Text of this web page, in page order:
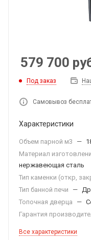
579 700
Под заказ
Самовывоз
Характеристики
Объем парной м3 —
Материал
нержавеющая сталь
Тип каменки (откр,
Тип банной печи
—
Топочная дверца
—
Гарантия
Все характеристики